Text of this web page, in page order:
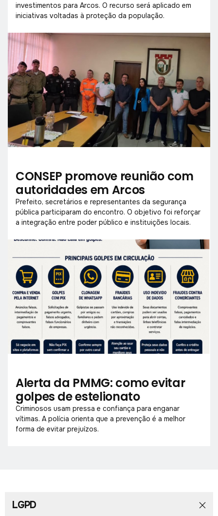
investimentos para Arcos. O recurso será aplicado em
iniciativas voltadas à proteção da população.
CONSEP promove reunião com
autoridades em Arcos
Prefeito, secretários e representantes da segurança
pública participaram do encontro. O objetivo foi reforçar
a integração entre poder público e instituições locais.
Alerta da PMMG: como evitar
golpes de estelionato
Criminosos usam pressa e confiança para enganar
vítimas. A polícia orienta que a prevenção é a melhor
forma de evitar prejuízos.
Início
LGPD